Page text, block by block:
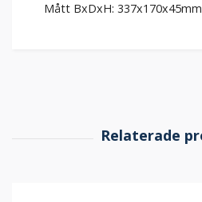
Mått BxDxH: 337x170x45mm